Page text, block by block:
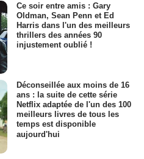
Ce soir entre amis : Gary
Oldman, Sean Penn et Ed
Harris dans l'un des meilleurs
thrillers des années 90
injustement oublié !
Déconseillée aux moins de 16
ans : la suite de cette série
Netflix adaptée de l'un des 100
meilleurs livres de tous les
temps est disponible
aujourd'hui